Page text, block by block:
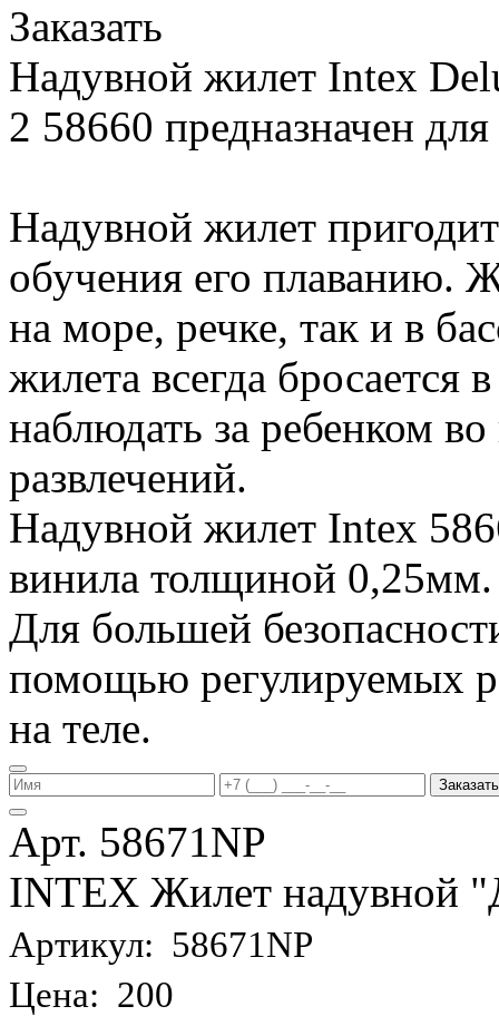
Заказать
Надувной жилет Intex
2 58660 предназначен
Надувной жилет
обучения его плаванию.
на море, речке, так и в
жилета всегда бросается
наблюдать за ребенком
развлечений.
Надувной жилет Intex
винила толщиной 0,25мм.
Для большей
помощью регулируемых
на теле.
Заказать
Арт. 58671NP
INTEX Жилет надувной
Артикул: 58671NP
Цена: 200